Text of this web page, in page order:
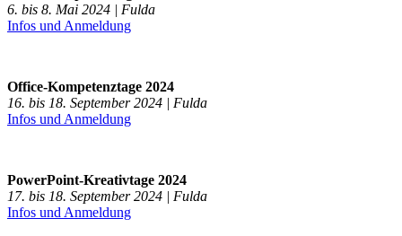
6. bis 8. Mai 2024 | Fulda
Infos und Anmeldung
Office-Kompetenztage 2024
16. bis 18. September 2024 | Fulda
Infos und Anmeldung
PowerPoint-Kreativtage 2024
17. bis 18. September 2024 | Fulda
Infos und Anmeldung